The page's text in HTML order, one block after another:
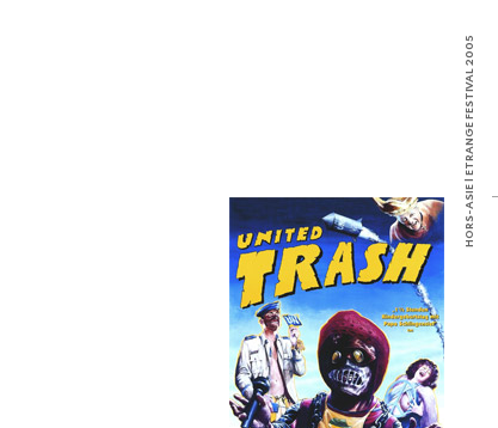
HORS-ASIE | ETRANGE FESTIVAL 2005